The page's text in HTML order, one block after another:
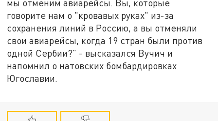
мы отменим авиарейсы. Вы, которые
говорите нам о "кровавых руках" из-за
сохранения линий в Россию, а вы отменяли
свои авиарейсы, когда 19 стран были против
одной Сербии?" - высказался Вучич и
напомнил о натовских бомбардировках
Югославии.